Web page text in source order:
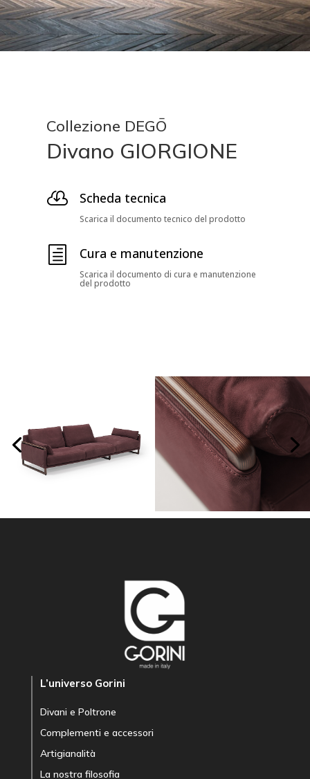
Collezione DEGŌ
Divano GIORGIONE
 Scheda tecnica
Scarica il documento tecnico del prodotto
h Cura e manutenzione
Scarica il documento di cura e manutenzione
del prodotto
L’universo Gorini
Divani e Poltrone
Complementi e accessori
Artigianalità
La nostra filosofia